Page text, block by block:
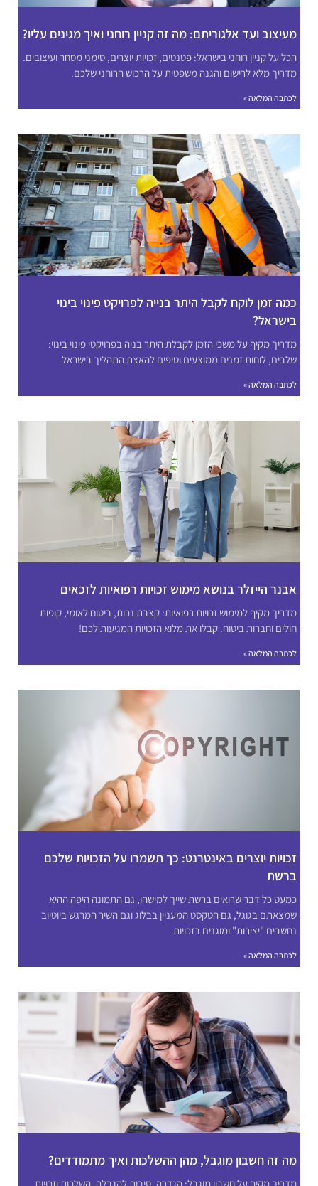
מעיצוב ועד אלגוריתם: מה זה קניין רוחני ואיך מגינים עליו?
הכל על קניין רוחני בישראל: פטנטים, זכויות יוצרים, סימני מסחר ועיצובים.
מדריך מלא לרישום והגנה משפטית על הרכוש הרוחני שלכם.
לכתבה המלאה »
כמה זמן לוקח לקבל היתר בנייה לפרויקט פינוי בינוי
בישראל?
מדריך מקיף על משכי הזמן לקבלת היתר בניה בפרויקטי פינוי בינוי:
שלבים, לוחות זמנים ממוצעים וטיפים להאצת התהליך בישראל.
לכתבה המלאה »
אבנר הייזלר בנושא מימוש זכויות רפואיות לזכאים
מדריך מקיף למימוש זכויות רפואיות: קצבת נכות, ביטוח לאומי, קופות
חולים וחברות ביטוח. קבלו את מלוא הזכויות המגיעות לכם!
לכתבה המלאה »
זכויות יוצרים באינטרנט: כך תשמרו על הזכויות שלכם
ברשת
כמעט כל דבר שרואים ברשת שייך למישהו, גם התמונה היפה ההיא
שמצאתם בגוגל, גם הטקסט המעניין בבלוג וגם השיר המרגש ביוטיוב
נחשבים "יצירות" ומוגנים בזכויות
לכתבה המלאה »
מה זה חשבון מוגבל, מהן ההשלכות ואיך מתמודדים?